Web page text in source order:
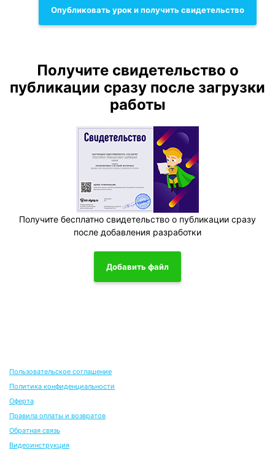
Опубликовать урок и получить свидетельство
Получите свидетельство о
публикации сразу после загрузки
работы
Получите бесплатно свидетельство о публикации сразу
после добавления разработки
Добавить файл
Пользовательское соглашение
Политика конфиденциальности
Оферта
Правила оплаты и возвратов
Обратная связь
Видеоинструкция